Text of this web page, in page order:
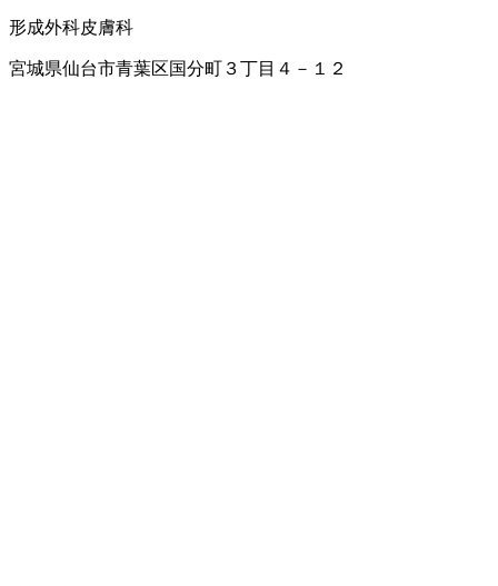
形成外科皮膚科
宮城県仙台市青葉区国分町３丁目４－１２